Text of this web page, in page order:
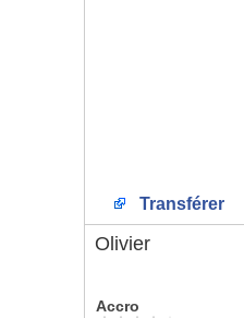
Transférer
Olivier
Accro